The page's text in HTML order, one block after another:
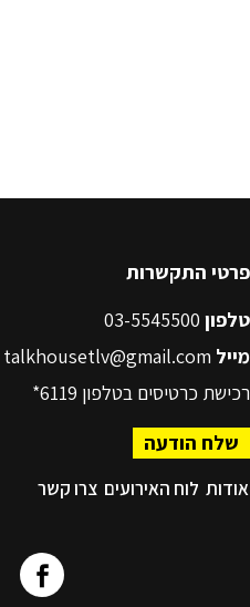
פרטי התקשרות
טלפון
מייל talkhousetlv@gmail.com
רכישת כרטיסים בטלפון 6119*
שלח הודעה
אודות לוח האירועים צרו קשר